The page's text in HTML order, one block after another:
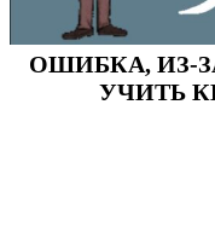
ОШИБКА, ИЗ-
УЧИТЬ